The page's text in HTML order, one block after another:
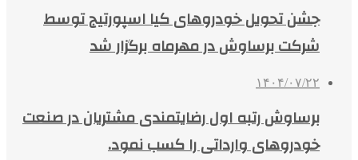
جشن تحویل خودروهای کیا اسپورتیج توسط
شرکت برساوش در مهرماه برگزار شد
۱۴۰۴/۰۷/۲۲
برساوش رتبه اول رضایتمندی مشتریان در صنعت
خودروهای وارداتی را کسب نمود.